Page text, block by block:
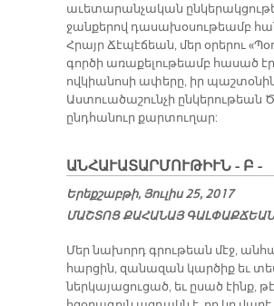
աւետարանչական
ջանքերով դասախօսութեամբ
Հրայր Ճէպէճեան, մեր օրերու
գործի առաքելութեամբ հասած
ովկիանոսի ափերը, իր պաշտօնին
Աստուածաշունչի ընկերութեան
ընդհանուր քարտուղար:
ԱՆՀԱՒԱՏԱՐՄՈՒԹԻՒՆ - Բ -
Երեքշաբթի, Յուլիս 25, 2017
ՄԱՇ­ՏՈՑ ՔԱ­ՀԱ­ՆԱՅ ԳԱԼ­ՓԱՔ­ՃԵԱՆ
Մեր նախորդ գրութեան մէջ,
հարցին, զանազան կարծիք եւ
ներկայացուցած, եւ ըսած էինք,